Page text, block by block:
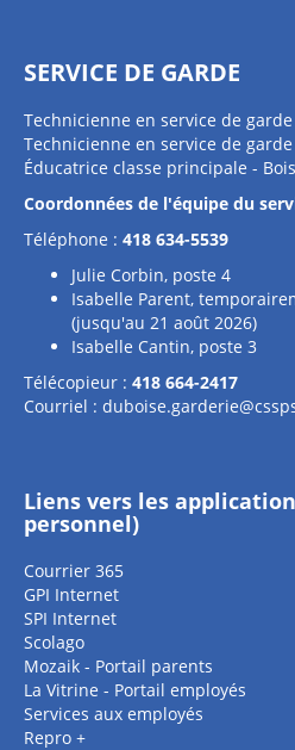
SERVICE DE GARDE
Technicienne en service de
Technicienne en service de
Éducatrice classe principale -
Coordonnées de l'équipe du
Téléphone : 418 634-5539
Julie Corbin, poste 4
Isabelle Parent,
(jusqu'au 21 août 2026)
Isabelle Cantin, poste 3
Télécopieur : 418 664-2417
Courriel :
Liens vers les
personnel)
Courrier 365
GPI Internet
SPI Internet
Scolago
Mozaik - Portail parents
La Vitrine - Portail employés
Services aux employés
Repro +